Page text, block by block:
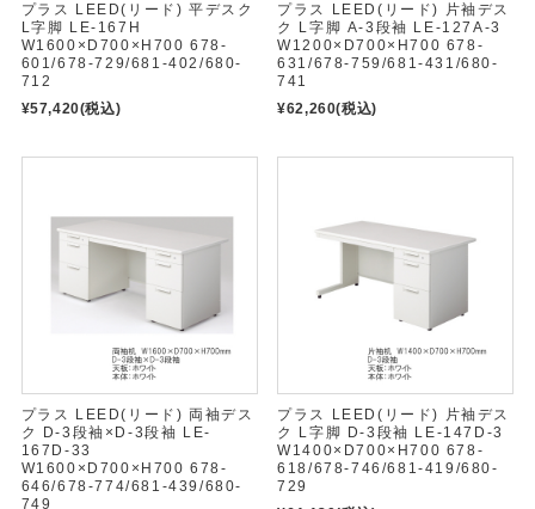
プラス LEED(リード) 平デスク
L字脚 LE-167H
W1600×D700×H700 678-
601/678-729/681-402/680-
712
¥57,420(税込)
プラス LEED(リード) 片袖デス
ク L字脚 A-3段袖 LE-127A-3
W1200×D700×H700 678-
631/678-759/681-431/680-
741
¥62,260(税込)
プラス LEED(リード) 両袖デス
ク D-3段袖×D-3段袖 LE-
167D-33
W1600×D700×H700 678-
646/678-774/681-439/680-
749
プラス LEED(リード) 片袖デス
ク L字脚 D-3段袖 LE-147D-3
W1400×D700×H700 678-
618/678-746/681-419/680-
729